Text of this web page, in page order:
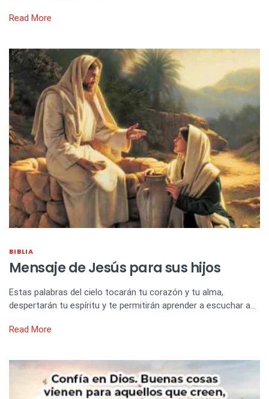
Read More
BIBLIA
Mensaje de Jesús para sus hijos
Estas palabras del cielo tocarán tu corazón y tu alma,
despertarán tu espíritu y te permitirán aprender a escuchar a…
Read More